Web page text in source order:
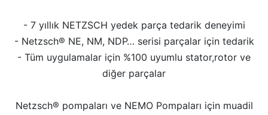
- 7 yıllık NETZSCH yedek parça tedarik deneyimi
- Netzsch® NE, NM, NDP… serisi parçalar için tedarik
- Tüm uygulamalar için %100 uyumlu stator,rotor ve
diğer parçalar
Netzsch® pompaları ve NEMO Pompaları için muadil